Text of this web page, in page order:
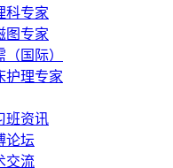
科专家
图专家
（国际）
护理专家
班资讯
论坛
交流